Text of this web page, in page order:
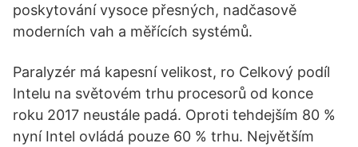
poskytování vysoce přesných, nadčasově
moderních vah a měřících systémů.
Paralyzér má kapesní velikost, ro Celkový podíl
Intelu na světovém trhu procesorů od konce
roku 2017 neustále padá. Oproti tehdejším 80 %
nyní Intel ovládá pouze 60 % trhu. Největším